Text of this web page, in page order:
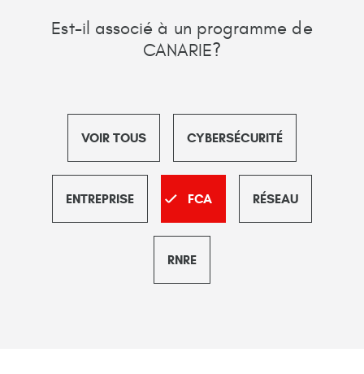
Est-il associé à un programme de
CANARIE?
VOIR TOUS CYBERSÉCURITÉ
ENTREPRISE FCA RÉSEAU
RNRE